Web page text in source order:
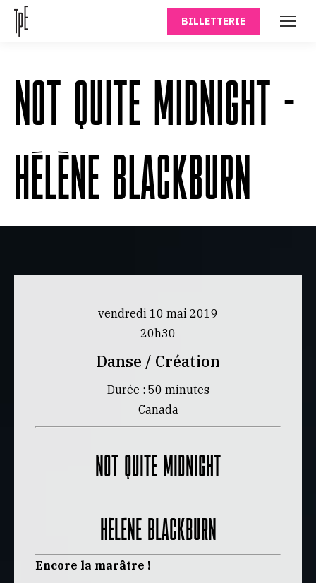
BILLETTERIE
NOT QUITE MIDNIGHT –
HÉLÈNE BLACKBURN
vendredi 10 mai 2019
20h30
Danse / Création
Durée : 50 minutes
Canada
NOT QUITE MIDNIGHT
Hélène Blackburn
Encore la marâtre !